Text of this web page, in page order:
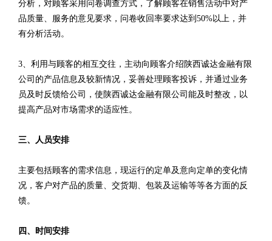
分析，对顾客采用问卷调查方式，了解顾客在销售活动中对产
品质量、服务的意见要求，问卷收回率要求达到50%以上，并
有分析活动。
3、利用与顾客的相互交往，主动向顾客介绍陕西诚达金融有限
公司的产品信息及较新情况，妥善处理顾客投诉，并通过业务
员及时反馈给公司，使陕西诚达金融有限公司能及时整改，以
提高产品对市场需求的适应性。
三、人员安排
主要包括顾客的需求信息，现运行的定单及意向定单的变化情
况，客户对产品的质量、交货期、包装及运输等等各方面的反
馈。
四、时间安排